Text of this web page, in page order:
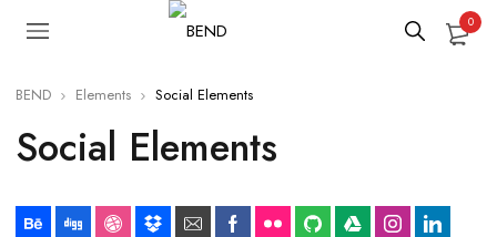
0
BEND Elements Social Elements
Social Elements